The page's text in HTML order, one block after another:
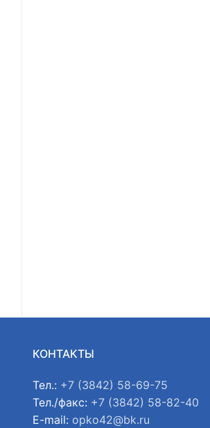
КОНТАКТЫ
Тел.: +7 (3842) 58-69-75
Тел./факс: +7 (3842) 58-82-40
E-mail: opko42@bk.ru